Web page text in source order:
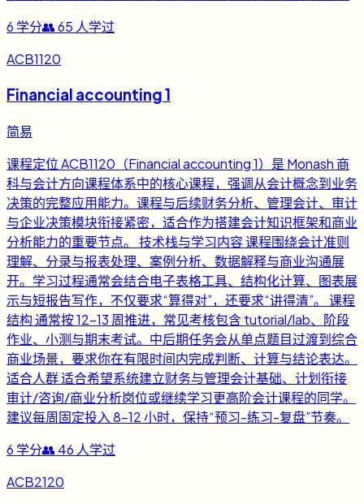
6 学分👥65 人学过
ACB1120
Financial accounting 1
简易
课程定位 ACB1120（Financial accounting 1）是 Monash 商
科与会计方向课程体系中的核心课程，强调从会计概念到业务
决策的完整应用能力。课程与后续财务分析、管理会计、审计
与企业决策模块衔接紧密，适合作为搭建会计知识框架和商业
分析能力的重要节点。 技术栈与学习内容 课程围绕会计准则
理解、分录与报表处理、案例分析、数据解释与商业沟通展
开。学习过程通常会结合电子表格工具、结构化计算、图表展
示与短报告写作，不仅要求“算得对”，还要求“讲得清”。 课程
结构 通常按 12-13 周推进，常见考核包含 tutorial/lab、阶段
作业、小测与期末考试。中后期任务会从单点题目过渡到综合
商业场景，要求你在有限时间内完成判断、计算与结论表达。
适合人群 适合希望系统建立财务与管理会计基础、计划衔接
审计/咨询/商业分析岗位或继续学习更高阶会计课程的同学。
建议每周固定投入 8-12 小时，保持“预习-练习-复盘”节奏。
6 学分👥 46 人学过
ACB2120